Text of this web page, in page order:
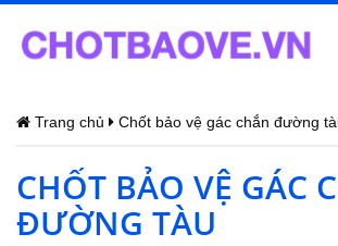
Trang chủ Chốt bảo vệ gác chắn đường
CHỐT BẢO VỆ GÁC
ĐƯỜNG TÀU